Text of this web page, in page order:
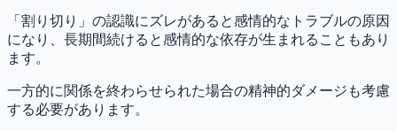
「割り切り」の認識にズレがあると感情的なトラブルの原因
になり、長期間続けると感情的な依存が生まれることもあり
ます。
一方的に関係を終わらせられた場合の精神的ダメージも考慮
する必要があります。